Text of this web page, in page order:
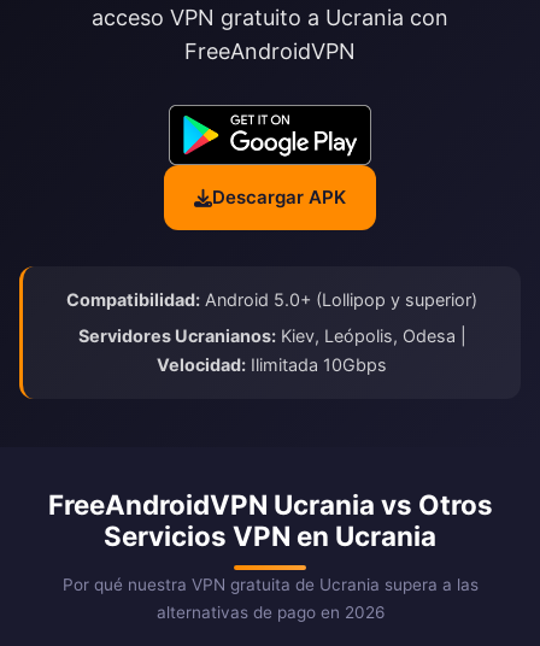
acceso VPN gratuito a Ucrania con
FreeAndroidVPN
Descargar APK
Compatibilidad: Android 5.0+ (Lollipop y superior)
Servidores Ucranianos:Kiev, Leópolis, Odesa |
Velocidad: Ilimitada 10Gbps
FreeAndroidVPN Ucrania vs Otros
Servicios VPN en Ucrania
Por qué nuestra VPN gratuita de Ucrania supera a las
alternativas de pago en 2026